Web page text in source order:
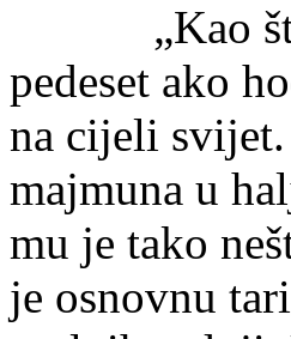
„Kao što
pedeset ako
na cijeli
majmuna u
mu je tako
je osnovnu